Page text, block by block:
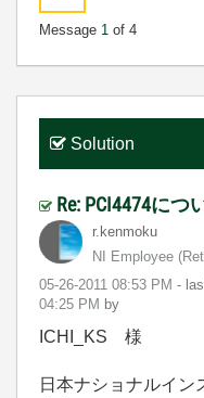
Message 1 of 4
Solution
Re: PCI4474につ
r.kenmoku
NI Employee
‎05-26-2011 08:53 PM -
04:25 PM by
ICHI_KS 様
日本ナショナルイン